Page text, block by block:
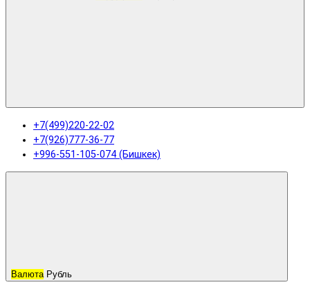
+7(499)220-22-02
+7(926)777-36-77
+996-551-105-074 (Бишкек)
Валюта Рубль